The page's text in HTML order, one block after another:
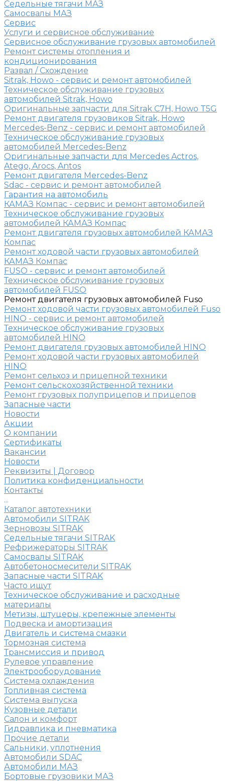
Седельные тягачи МАЗ
Самосвалы МАЗ
Сервис
Услуги и сервисное обслуживание
Сервисное обслуживание грузовых автомобилей
Ремонт системы отопления и
кондиционирования
Развал / Схождение
Sitrak, Howo - сервис и ремонт автомобилей
Техническое обслуживание грузовых
автомобилей Sitrak, Howo
Оригинальные запчасти для Sitrak C7H, Howo T5G
Ремонт двигателя грузовиков Sitrak, Howo
Mercedes-Benz - сервис и ремонт автомобилей
Техническое обслуживание грузовых
автомобилей Mercedes-Benz
Оригинальные запчасти для Mercedes Actros,
Atego, Arocs, Antos
Ремонт двигателя Mercedes-Benz
Sdac - сервис и ремонт автомобилей
Гарантия на автомобиль
КАМАЗ Компас - сервис и ремонт автомобилей
Техническое обслуживание грузовых
автомобилей КАМАЗ Компас
Ремонт двигателя грузовых автомобилей КАМАЗ
Компас
Ремонт ходовой части грузовых автомобилей
КАМАЗ Компас
FUSO - сервис и ремонт автомобилей
Техническое обслуживание грузовых
автомобилей FUSO
Ремонт двигателя грузовых автомобилей Fuso
Ремонт ходовой части грузовых автомобилей Fuso
HINO - сервис и ремонт автомобилей
Техническое обслуживание грузовых
автомобилей HINO
Ремонт двигателя грузовых автомобилей HINO
Ремонт ходовой части грузовых автомобилей
HINO
Ремонт сельхоз и прицепной техники
Ремонт сельскохозяйственной техники
Ремонт грузовых полуприцепов и прицепов
Запасные части
Новости
Акции
О компании
Сертификаты
Вакансии
Новости
Реквизиты | Договор
Политика конфиденциальности
Контакты
...
Каталог автотехники
Автомобили SITRAK
Зерновозы SITRAK
Седельные тягачи SITRAK
Рефрижераторы SITRAK
Самосвалы SITRAK
Автобетоносмесители SITRAK
Запасные части SITRAK
Часто ищут
Техническое обслуживание и расходные
материалы
Метизы, штуцеры, крепежные элементы
Подвеска и амортизация
Двигатель и система смазки
Тормозная система
Трансмиссия и привод
Рулевое управление
Электрооборудование
Система охлаждения
Топливная система
Система выпуска
Кузовные детали
Салон и комфорт
Гидравлика и пневматика
Прочие детали
Сальники, уплотнения
Автомобили SDAC
Автомобили МАЗ
Бортовые грузовики МАЗ